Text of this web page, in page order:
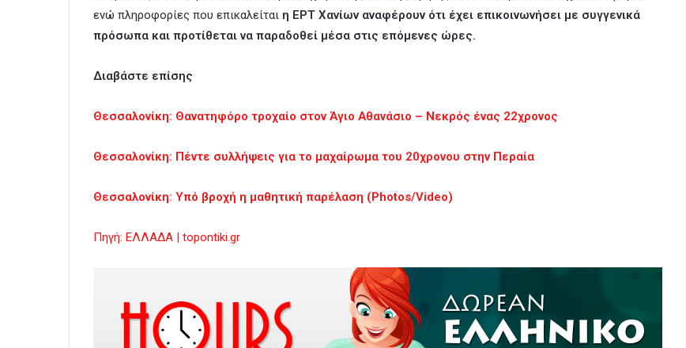
ενώ πληροφορίες που επικαλείται η ΕΡΤ Χανίων αναφέρουν ότι έχει επικοινωνήσει με συγγενικά
πρόσωπα και προτίθεται να παραδοθεί μέσα στις επόμενες ώρες.
Διαβάστε επίσης
Θεσσαλονίκη: Θανατηφόρο τροχαίο στον Άγιο Αθανάσιο – Νεκρός ένας 22χρονος
Θεσσαλονίκη: Πέντε συλλήψεις για το μαχαίρωμα του 20χρονου στην Περαία
Θεσσαλονίκη: Υπό βροχή η μαθητική παρέλαση (Photos/Video)
Πηγή: ΕΛΛΑΔΑ | topontiki.gr